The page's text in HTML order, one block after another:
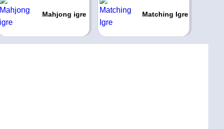
Mahjong igre Matching Igre